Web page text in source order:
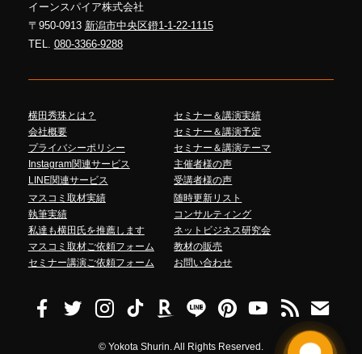
イーンスパイア株式会社
〒950-0913 新潟市中央区鐙1-1-22-1115
TEL. 080-3366-9288
横田秀珠とは？
会社概要
プライバシーポリシー
Instagram関連サービス
LINE関連サービス
セミナー＆講演実績
セミナー＆講演予定
セミナー＆講演テーマ
主催者様の声
受講者様の声
マスコミ取材実績
執筆実績
私達も横田氏を推薦します
マスコミ取材ご依頼フォーム
セミナー講演ご依頼フォーム
随時更新リスト
コンサルティング
ネットビジネス研究会
教材の販売
お問い合わせ
© Yokota Shurin. All Rights Reserved.